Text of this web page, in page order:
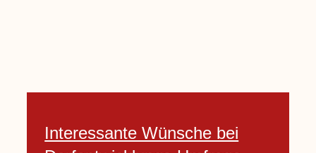
Interessante Wünsche bei